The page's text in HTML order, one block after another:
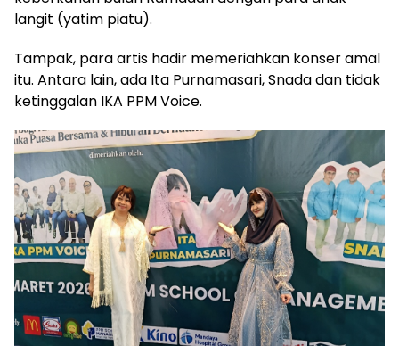
langit (yatim piatu).
Tampak, para artis hadir memeriahkan konser amal
itu. Antara lain, ada Ita Purnamasari, Snada dan tidak
ketinggalan IKA PPM Voice.